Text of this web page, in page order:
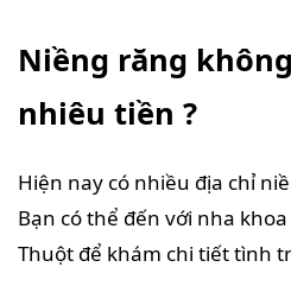
Niềng răng
nhiêu tiền ?
Hiện nay có nhiều địa chỉ
Bạn có thể đến với nha
Thuột để khám chi tiết tình